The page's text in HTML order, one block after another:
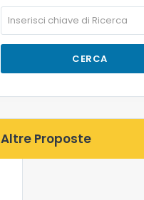
CERCA
Altre Proposte